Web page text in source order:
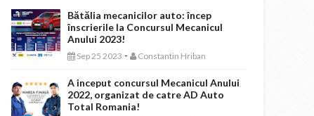
Bătălia mecanicilor auto: încep
înscrierile la Concursul Mecanicul
Anului 2023!
Sep 25 2023 - Constantin Hriban
A inceput concursul Mecanicul Anului
2022, organizat de catre AD Auto
Total Romania!